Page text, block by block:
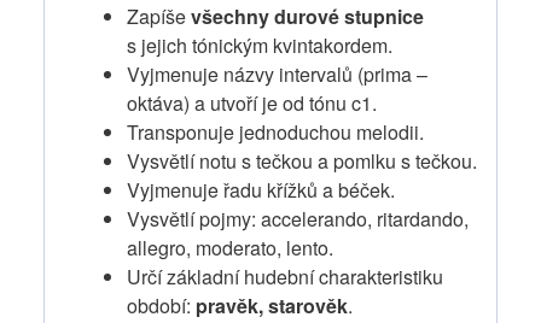
Zapíševšechny durové stupnice
s jejich tónickým kvintakordem.
Vyjmenuje názvy intervalů (prima –
oktáva) a utvoří je od tónu c1.
Transponuje jednoduchou melodii.
Vysvětlí notu s tečkou a pomlku s tečkou.
Vyjmenuje řadu křížků a béček.
Vysvětlí pojmy: accelerando, ritardando,
allegro, moderato, lento.
Určí základní hudební charakteristiku
období: pravěk, starověk.